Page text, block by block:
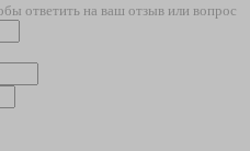
ответить на ваш отзыв или вопрос